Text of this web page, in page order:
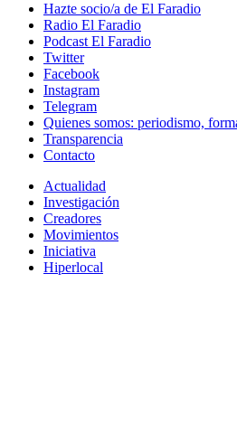
Hazte socio/a de El Faradio
Radio El Faradio
Podcast El Faradio
Twitter
Facebook
Instagram
Telegram
Quienes somos: periodismo,
Transparencia
Contacto
Actualidad
Investigación
Creadores
Movimientos
Iniciativa
Hiperlocal